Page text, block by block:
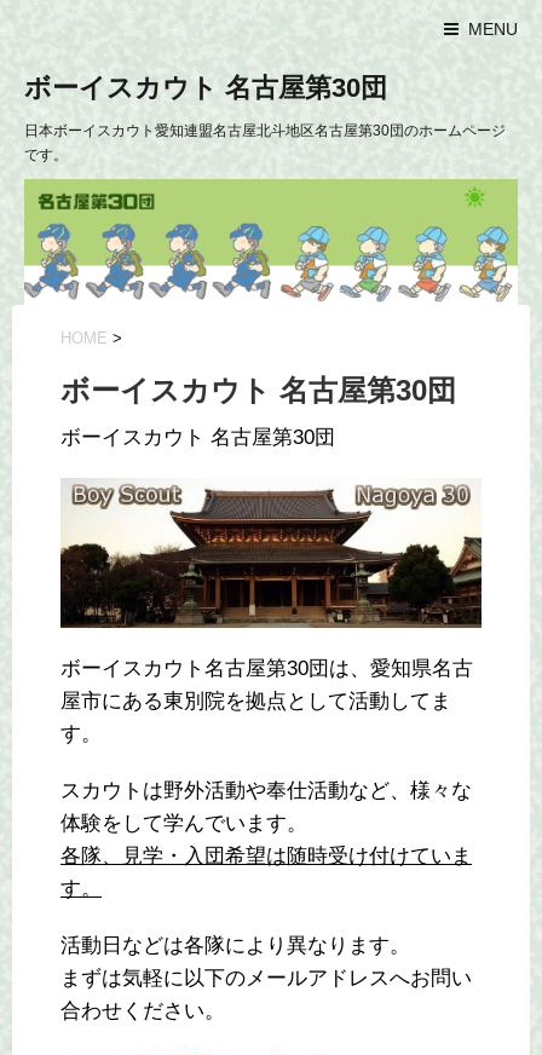
MENU
ボーイスカウト 名古屋第30団
日本ボーイスカウト愛知連盟名古屋北斗地区名古屋第30団のホームページ
です。
HOME >
ボーイスカウト 名古屋第30団
ボーイスカウト 名古屋第30団
ボーイスカウト名古屋第30団は、愛知県名古
屋市にある東別院を拠点として活動してま
す。
スカウトは野外活動や奉仕活動など、様々な
体験をして学んでいます。
各隊、見学・入団希望は随時受け付けていま
す。
活動日などは各隊により異なります。
まずは気軽に以下のメールアドレスへお問い
合わせください。